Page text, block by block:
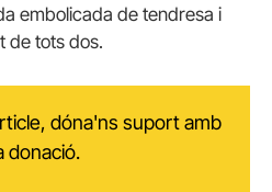
embolicada de tendresa i
de tots dos.
dóna'ns suport amb
donació.